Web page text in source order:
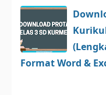
Format Word &